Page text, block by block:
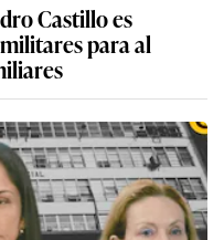
Castillo es
para al